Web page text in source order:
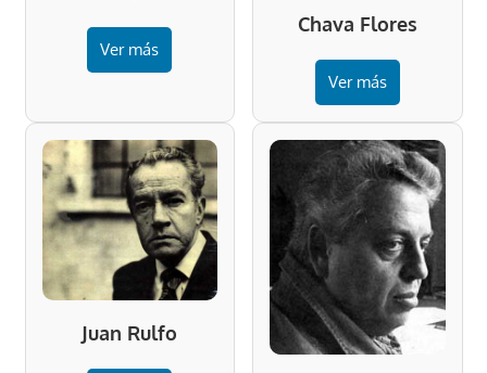
Ver más
Chava Flores
Ver más
Juan Rulfo